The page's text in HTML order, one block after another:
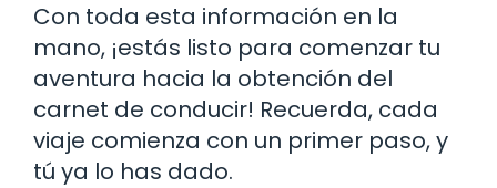
Con toda esta información en la
mano, ¡estás listo para comenzar tu
aventura hacia la obtención del
carnet de conducir! Recuerda, cada
viaje comienza con un primer paso, y
tú ya lo has dado.